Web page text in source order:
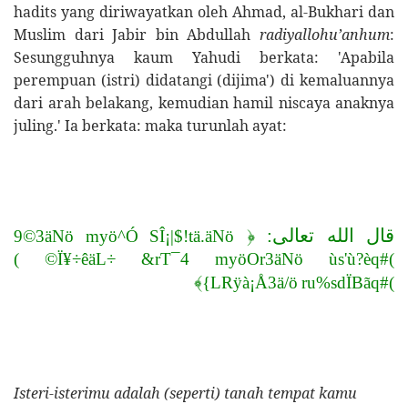
hadits yang diriwayatkan oleh Ahmad, al-Bukhari dan
Muslim dari Jabir bin Abdullah radiyallohu’anhum:
Sesungguhnya kaum Yahudi berkata: 'Apabila
perempuan (istri) didatangi (dijima') di kemaluannya
dari arah belakang, kemudian hamil niscaya anaknya
juling.' Ia berkata: maka turunlah ayat:
قال الله تعالى: ﴿ ö
N
ä
.
ä
t
!
$
|
¡
Î
S
Ó
^
ö
y
m
ö
N
ä
3
©
9
(
#
q
è
?
ù
'
s
ù
ö
N
ä
3
r
O
ö
y
m
4
¯
T
r
&
÷
L
ä
ê
÷
¥
Ï
©
(
(
#
q
ã
B
Ï
d
s
%
u
r
ö
/
ä
3
Å
¡
à
ÿ
R
L
{﴾
Isteri-isterimu adalah (seperti) tanah tempat kamu